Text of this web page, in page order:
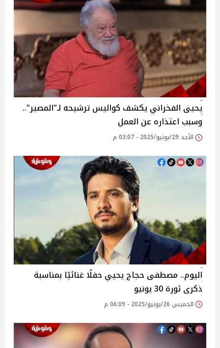
يحيى الفخراني يكشف كواليس ترشيحه لـ"المصير"..
وسبب اعتذاره عن العمل ‎
الأحد 29/يونيو/2025 - 03:07 م
اليوم.. مصطفى حجاج يحيي حفلًا غنائيًا بمناسبة
ذكرى ثورة 30 يونيو‎
الخميس 26/يونيو/2025 - 06:09 م